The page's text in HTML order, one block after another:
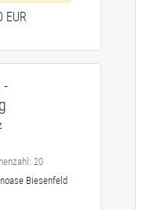
20
Biesenfeld